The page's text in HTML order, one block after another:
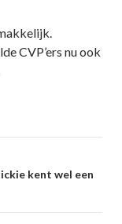
CVP’ers nu ook
kent wel een